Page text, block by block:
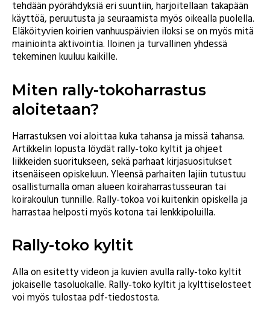
tehdään pyörähdyksiä eri suuntiin, harjoitellaan takapään
käyttöä, peruutusta ja seuraamista myös oikealla puolella.
Eläköityvien koirien vanhuuspäivien iloksi se on myös mitä
mainiointa aktivointia. Iloinen ja turvallinen yhdessä
tekeminen kuuluu kaikille.
Miten rally-tokoharrastus
aloitetaan?
Harrastuksen voi aloittaa kuka tahansa ja missä tahansa.
Artikkelin lopusta löydät rally-toko kyltit ja ohjeet
liikkeiden suoritukseen, sekä parhaat kirjasuositukset
itsenäiseen opiskeluun. Yleensä parhaiten lajiin tutustuu
osallistumalla oman alueen koiraharrastusseuran tai
koirakoulun tunnille. Rally-tokoa voi kuitenkin opiskella ja
harrastaa helposti myös kotona tai lenkkipoluilla.
Rally-toko kyltit
Alla on esitetty videon ja kuvien avulla rally-toko kyltit
jokaiselle tasoluokalle. Rally-toko kyltit ja kylttiselosteet
voi myös tulostaa pdf-tiedostosta.